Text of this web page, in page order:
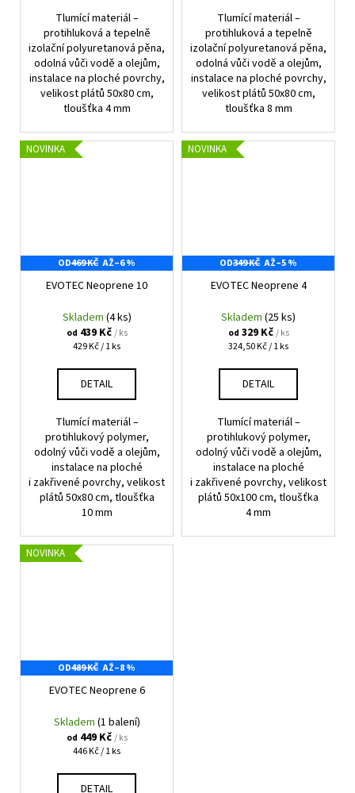
Tlumící materiál –
protihluková a tepelně
izolační polyuretanová pěna,
odolná vůči vodě a olejům,
instalace na ploché povrchy,
velikost plátů 50x80 cm,
tloušťka 4 mm
Tlumící materiál –
protihluková a tepelně
izolační polyuretanová pěna,
odolná vůči vodě a olejům,
instalace na ploché povrchy,
velikost plátů 50x80 cm,
tloušťka 8 mm
NOVINKA
OD469 KČ AŽ–6 %
EVOTEC Neoprene 10
Skladem (4 ks)
od 439 Kč/ ks
Měrná
429 Kč / 1 ks
DETAIL
Tlumící materiál –
protihlukový polymer,
odolný vůči vodě a olejům,
instalace na ploché
i zakřivené povrchy, velikost
plátů 50x80 cm, tloušťka
10 mm
NOVINKA
OD349 KČ AŽ–5 %
EVOTEC Neoprene 4
Skladem (25 ks)
od 329 Kč/ ks
Měrná
324,50 Kč / 1 ks
DETAIL
Tlumící materiál –
protihlukový polymer,
odolný vůči vodě a olejům,
instalace na ploché
i zakřivené povrchy, velikost
plátů 50x100 cm, tloušťka
4 mm
NOVINKA
OD489 KČ AŽ–8 %
EVOTEC Neoprene 6
Skladem (1 balení)
od 449 Kč/ ks
Měrná
446 Kč / 1 ks
DETAIL